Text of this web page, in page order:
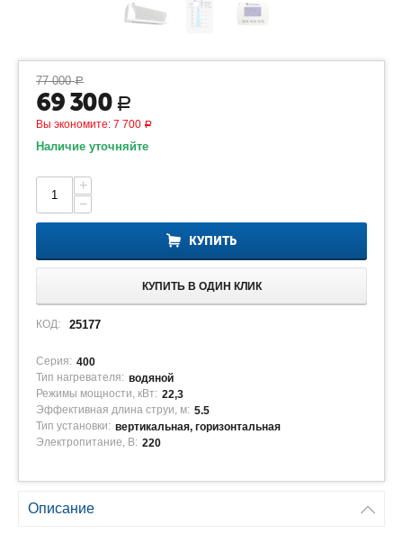
77 000 Р
69 300 Р
Вы экономите: 7 700 Р
Наличие уточняйте
+
−
КУПИТЬ
КУПИТЬ В ОДИН КЛИК
КОД: 25177
Серия: 400
Тип нагревателя: водяной
Режимы мощности, кВт: 22,3
Эффективная длина струи, м: 5.5
Тип установки: вертикальная, горизонтальная
Электропитание, В: 220
Описание